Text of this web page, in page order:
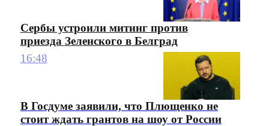
Сербы устроили митинг против
приезда Зеленского в Белград
16:48
В Госдуме заявили, что Плющенко не
стоит ждать грантов на шоу от России